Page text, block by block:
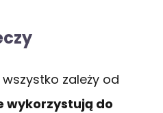
zależy od
wykorzystują do